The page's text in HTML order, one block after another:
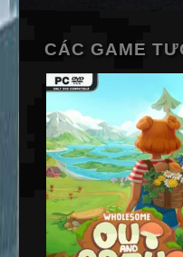
CÁC GAME